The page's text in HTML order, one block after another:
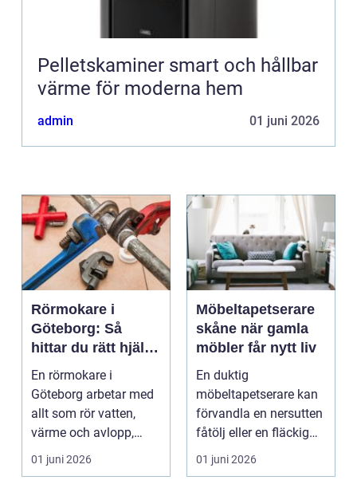
Pelletskaminer smart och hållbar
värme för moderna hem
admin 01 juni 2026
Rörmokare i
Göteborg: Så
hittar du rätt hjälp
för vatten, värme
och avlopp
En rörmokare i
Göteborg arbetar med
allt som rör vatten,
värme och avlopp,
b&ari...
01 juni 2026
Möbeltapetserare
skåne när gamla
möbler får nytt liv
En duktig
möbeltapetserare kan
förvandla en nersutten
fåtölj eller en fläckig
soffa till en favoritm...
01 juni 2026